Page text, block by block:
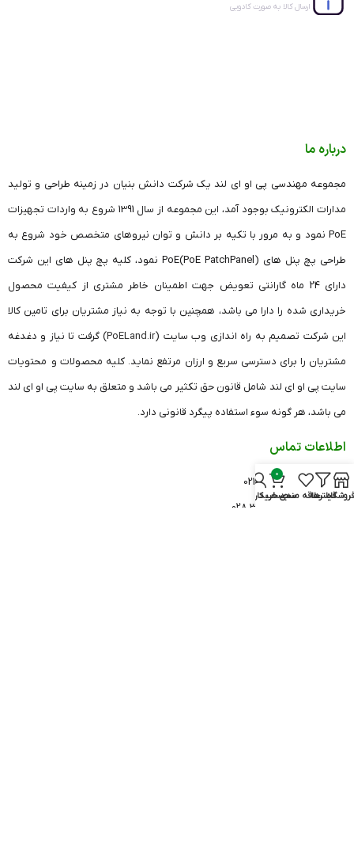
ارسال کالا به صورت کادویی
درباره ما
مجموعه مهندسی پی او ای لند یک شرکت دانش بنیان در زمینه طراحی و تولید
مدارات الکترونیک بوجود آمد، این مجموعه از سال 1391 شروع به واردات تجهیزات
PoE نمود و به مرور با تکیه بر دانش و توان نیروهای متخصص خود شروع به
طراحی پچ پنل های (PoE PatchPanel)PoE نمود، کلیه پچ پنل های این شرکت
دارای 24 ماه گارانتی تعویض جهت اطمینان خاطر مشتری از کیفیت محصول
خریداری شده را دارا می باشد، همچنین با توجه به نیاز مشتریان برای تامین کالا
این شرکت تصمیم به راه اندازی وب سایت (PoELand.ir) گرفت تا نیاز و دغدغه
مشتریان را برای دسترسی سریع و ارزان مرتفع نماید. کلیه محصولات و محتویات
سایت پی او ای لند شامل قانون حق تکثیر می باشد و متعلق به سایت پی او ای لند
می باشد، هر گونه سوء استفاده پیگرد قانونی دارد.
اطلاعات تماس
دفتر تهران: 26420541 021
فروشگاهفیلترهاعلاقه مندی
0
سبد خرید
حساب کاربری من